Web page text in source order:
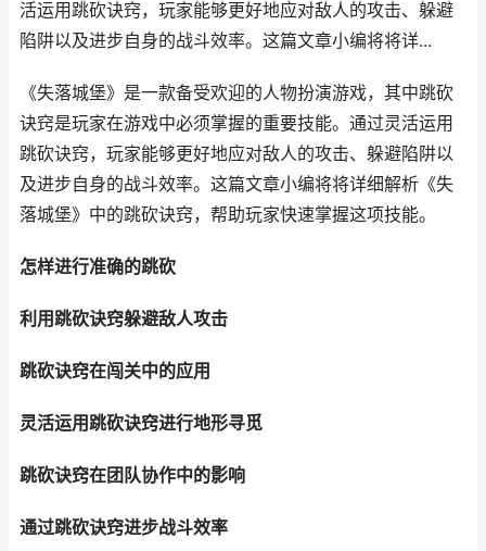
活运用跳砍诀窍，玩家能够更好地应对敌人的攻击、躲避
陷阱以及进步自身的战斗效率。这篇文章小编将将详...
《失落城堡》是一款备受欢迎的人物扮演游戏，其中跳砍
诀窍是玩家在游戏中必须掌握的重要技能。通过灵活运用
跳砍诀窍，玩家能够更好地应对敌人的攻击、躲避陷阱以
及进步自身的战斗效率。这篇文章小编将将详细解析《失
落城堡》中的跳砍诀窍，帮助玩家快速掌握这项技能。
怎样进行准确的跳砍
利用跳砍诀窍躲避敌人攻击
跳砍诀窍在闯关中的应用
灵活运用跳砍诀窍进行地形寻觅
跳砍诀窍在团队协作中的影响
通过跳砍诀窍进步战斗效率